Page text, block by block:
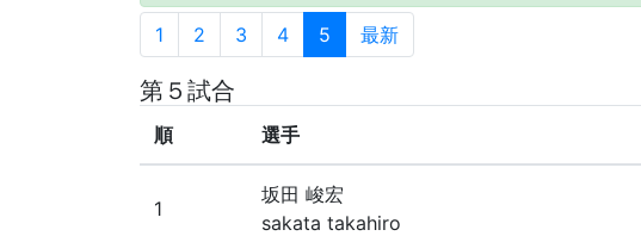
1 2 3 4 5 最新
第５試合
順 選手
1
坂田 峻宏
sakata takahiro